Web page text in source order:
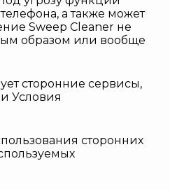
а также может
Sweep Cleaner не
образом или вообще
сторонние сервисы,
Условия
сторонних